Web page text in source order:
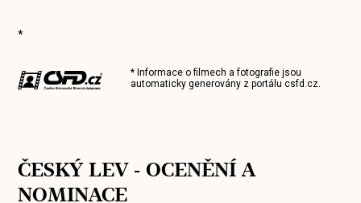
*
* Informace o filmech a fotografie jsou
automaticky generovány z portálucsfd.cz.
ČESKÝ LEV - OCENĚNÍ A
NOMINACE